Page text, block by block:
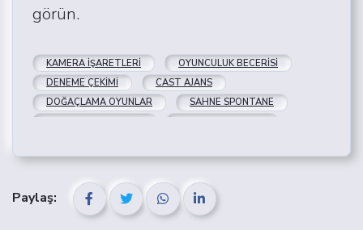
görün.
KAMERA İŞARETLERI
OYUNCULUK BECERISI
DENEME ÇEKIMI
CAST AJANS
DOĞAÇLAMA OYUNLAR
SAHNE SPONTANE
Paylaş: